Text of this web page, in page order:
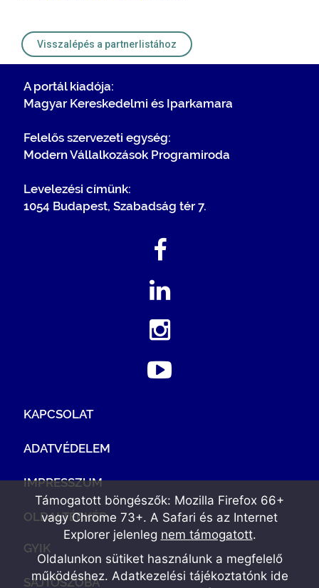
Visszalépés a partnerlistához
A portál kiadója:
Magyar Kereskedelmi és Iparkamara
Felelős szervezeti egység:
Modern Vállalkozások Programiroda
Levelezési címünk:
1054 Budapest, Szabadság tér 7.
KAPCSOLAT
ADATVÉDELEM
IMPRESSZUM
OLDALTÉRKÉP
GYIK
SAJTÓSZOBA
Támogatott böngészők: Mozilla Firefox 66+
vagy Chrome 73+. A Safari és az Internet
Explorer jelenleg nem támogatott.
Oldalunkon sütiket használunk a megfelelő
működéshez. Adatkezelési tájékoztatónk ide